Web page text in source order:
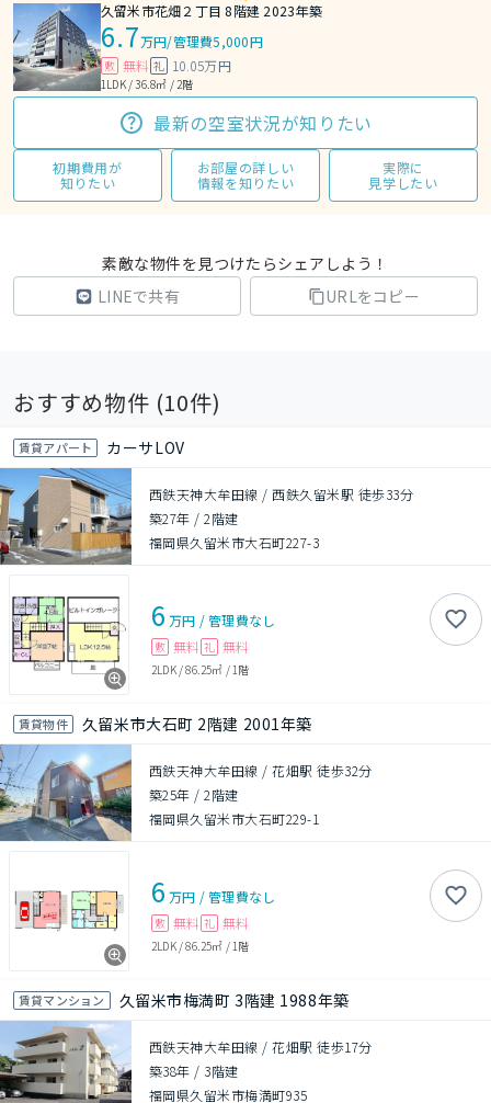
久留米市花畑２丁目 8階建 2023年築
6.7万円/管理費5,000円
敷 無料 礼 10.05万円
1LDK / 36.8㎡ / 2階
最新の空室状況が知りたい
初期費用が
知りたい
お部屋の詳しい
情報を知りたい
実際に
見学したい
素敵な物件を見つけたらシェアしよう！
LINEで共有
URLをコピー
おすすめ物件 (10件)
賃貸アパート カーサLOV
西鉄天神大牟田線 / 西鉄久留米駅 徒歩33分
築27年 /2階建
福岡県久留米市大石町227-3
6 万円 /管理費なし
敷 無料 礼 無料
2LDK/86.25㎡ / 1階
賃貸物件 久留米市大石町 2階建 2001年築
西鉄天神大牟田線 / 花畑駅 徒歩32分
築25年 /2階建
福岡県久留米市大石町229-1
6 万円 /管理費なし
敷 無料 礼 無料
2LDK/86.25㎡ / 1階
賃貸マンション 久留米市梅満町 3階建 1988年築
西鉄天神大牟田線 / 花畑駅 徒歩17分
築38年 / 3階建
福岡県久留米市梅満町935